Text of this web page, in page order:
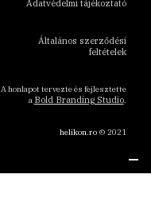
Adatvédelmi tájékoztató
Általános szerződési
feltételek
A honlapot tervezte és fejlesztette
a Bold Branding Studio.
helikon.ro© 2021